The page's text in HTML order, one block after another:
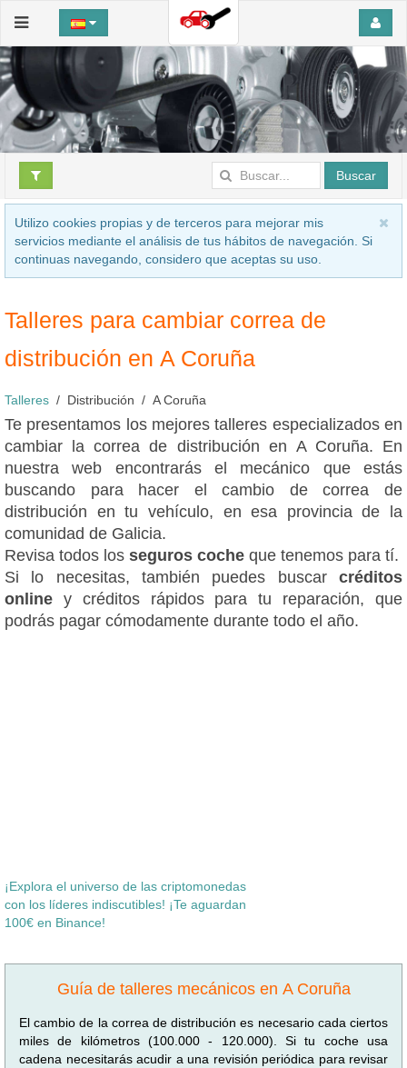
Buscar
Utilizo cookies propias y de terceros para mejorar mis
servicios mediante el análisis de tus hábitos de navegación. Si
continuas navegando, considero que aceptas su uso.
Talleres para cambiar correa de
distribución en A Coruña
Talleres Distribución A Coruña
Te presentamos los mejores talleres especializados en
cambiar la correa de distribución en A Coruña. En
nuestra web encontrarás el mecánico que estás
buscando para hacer el cambio de correa de
distribución en tu vehículo, en esa provincia de la
comunidad de Galicia.
Revisa todos los seguros coche que tenemos para tí.
Si lo necesitas, también puedes buscar créditos
online y créditos rápidos para tu reparación, que
podrás pagar cómodamente durante todo el año.
¡Explora el universo de las criptomonedas
con los líderes indiscutibles! ¡Te aguardan
100€ en Binance!
Guía de talleres mecánicos en A Coruña
El cambio de la correa de distribución es necesario cada ciertos
miles de kilómetros (100.000 - 120.000). Si tu coche usa
cadena necesitarás acudir a una revisión periódica para revisar